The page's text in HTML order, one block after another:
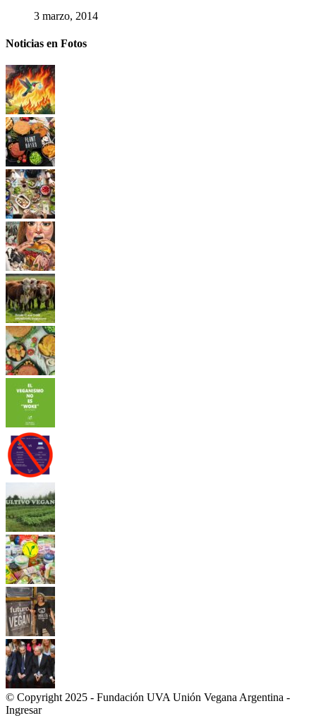
3 marzo, 2014
Noticias en Fotos
© Copyright 2025 - Fundación UVA Unión Vegana Argentina -
Ingresar